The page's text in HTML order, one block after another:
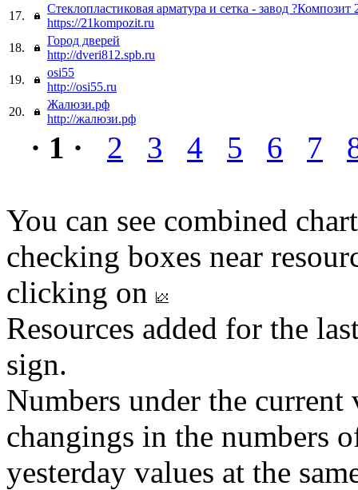
17.
Стеклопластиковая арматура и сетка - завод ?Композит
https://21kompozit.ru
18.
Город дверей
http://dveri812.spb.ru
19.
osi55
http://osi55.ru
20.
Жалюзи.рф
http://жалюзи.рф
· 1 · 2 3 4 5 6 7
You can see combined
checking boxes near
clicking on
Resources added for the
sign.
Numbers under the
changings in the numbers
yesterday values at the